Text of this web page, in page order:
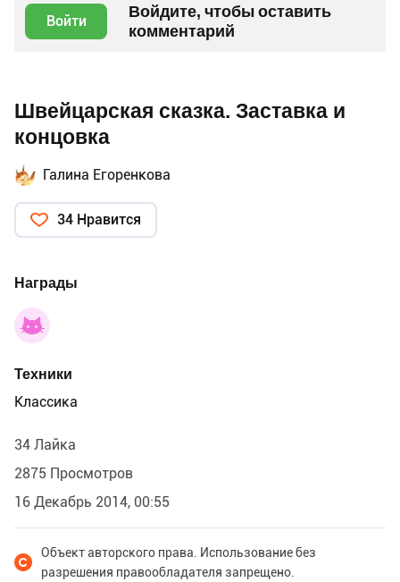
Войти
Войдите, чтобы оставить
комментарий
Швейцарская сказка. Заставка и
концовка
Галина Егоренкова
34 Нравится
Награды
Техники
Классика
34 Лайка
2875 Просмотров
16 Декабрь 2014, 00:55
Объект авторского права. Использование без
разрешения правообладателя запрещено.